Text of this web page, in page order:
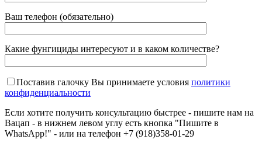
Ваш телефон (обязательно)
Какие фунгициды интересуют и в каком количестве?
Поставив галочку Вы принимаете условия политики
конфиденциальности
Если хотите получить консультацию быстрее - пишите нам на
Вацап - в нижнем левом углу есть кнопка "Пишите в
WhatsApp!" - или на телефон +7 (918)358-01-29